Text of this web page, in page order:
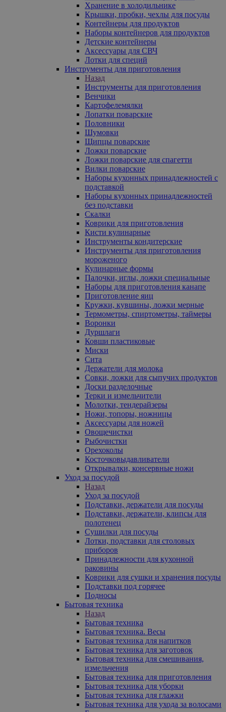
Хранение в холодильнике
Крышки, пробки, чехлы для посуды
Контейнеры для продуктов
Наборы контейнеров для продуктов
Детские контейнеры
Аксессуары для СВЧ
Лотки для специй
Инструменты для приготовления
Назад
Инструменты для приготовления
Венчики
Картофелемялки
Лопатки поварские
Половники
Шумовки
Щипцы поварские
Ложки поварские
Ложки поварские для спагетти
Вилки поварские
Наборы кухонных принадлежностей с
подставкой
Наборы кухонных принадлежностей
без подставки
Скалки
Коврики для приготовления
Кисти кулинарные
Инструменты кондитерские
Инструменты для приготовления
мороженого
Кулинарные формы
Палочки, иглы, ложки специальные
Наборы для приготовления канапе
Приготовление яиц
Кружки, кувшины, ложки мерные
Термометры, спиртометры, таймеры
Воронки
Дуршлаги
Ковши пластиковые
Миски
Сита
Держатели для молока
Совки, ложки для сыпучих продуктов
Доски разделочные
Терки и измельчители
Молотки, тендерайзеры
Ножи, топоры, ножницы
Аксессуары для ножей
Овощечистки
Рыбочистки
Орехоколы
Косточковыдавливатели
Открывалки, консервные ножи
Уход за посудой
Назад
Уход за посудой
Подставки, держатели для посуды
Подставки, держатели, клипсы для
полотенец
Сушилки для посуды
Лотки, подставки для столовых
приборов
Принадлежности для кухонной
раковины
Коврики для сушки и хранения посуды
Подставки под горячее
Подносы
Бытовая техника
Назад
Бытовая техника
Бытовая техника. Весы
Бытовая техника для напитков
Бытовая техника для заготовок
Бытовая техника для смешивания,
измельчения
Бытовая техника для приготовления
Бытовая техника для уборки
Бытовая техника для глажки
Бытовая техника для ухода за волосами